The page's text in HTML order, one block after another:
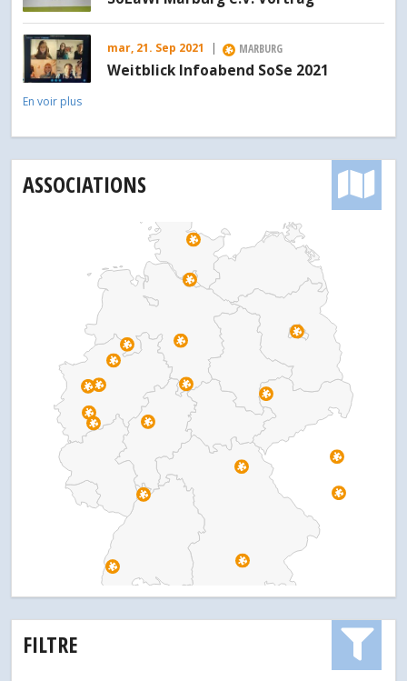
mar, 21. Sep 2021 | MARBURG
Weitblick Infoabend SoSe 2021
En voir plus
ASSOCIATIONS
FILTRE